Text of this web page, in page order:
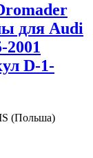
для Audi
2001
D-1-
(Польша)